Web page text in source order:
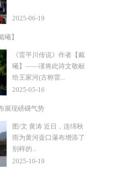
2025-06-19
曦】
《雷平川传说》作者【戴
曦】——谨将此诗文敬献
给王家河(古称雷...
2025-05-16
展现磅礴气势
图/文 黄涛 近日，连绵秋
雨为黄河壶口瀑布增添了
别样的...
2025-10-19